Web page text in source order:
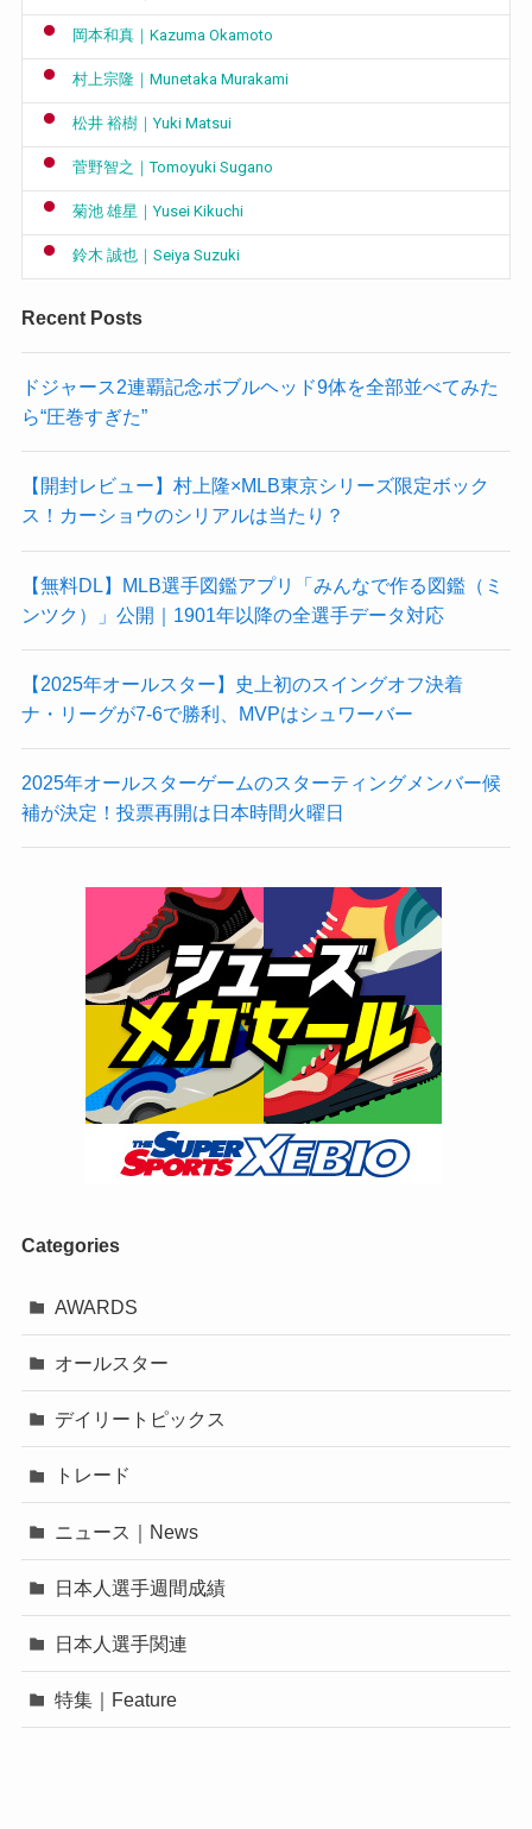
岡本和真｜Kazuma Okamoto
村上宗隆｜Munetaka Murakami
松井 裕樹｜Yuki Matsui
菅野智之｜Tomoyuki Sugano
菊池 雄星｜Yusei Kikuchi
鈴木 誠也｜Seiya Suzuki
Recent Posts
ドジャース2連覇記念ボブルヘッド9体を全部並べてみた
ら“圧巻すぎた”
【開封レビュー】村上隆×MLB東京シリーズ限定ボック
ス！カーショウのシリアルは当たり？
【無料DL】MLB選手図鑑アプリ「みんなで作る図鑑（ミ
ンツク）」公開｜1901年以降の全選手データ対応
【2025年オールスター】史上初のスイングオフ決着
ナ・リーグが7-6で勝利、MVPはシュワーバー
2025年オールスターゲームのスターティングメンバー候
補が決定！投票再開は日本時間火曜日
Categories
AWARDS
オールスター
デイリートピックス
トレード
ニュース｜News
日本人選手週間成績
日本人選手関連
特集｜Feature